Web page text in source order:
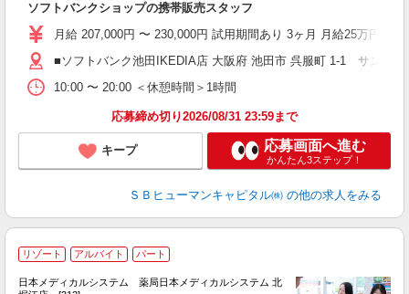
ソフトバンクショップの携帯販売スタッフ
月給 207,000円 〜 230,000円 試用期間あり 3ヶ月 月給25万円以
■ソフトバンク池田IKEDIA店 大阪府 池田市 呉服町 1‐1 サンシテ
10:00 〜 20:00 ＜休憩時間＞1時間
応募締め切り2026/08/31 23:59まで
キープ 応募画面へ進む
かんたん3ステップ！
ＳＢヒューマンキャピタル㈱ の他の求人をみる
リゾート アルバイト パート
日本メディカルシステム 薬局日本メディカルシステム 北